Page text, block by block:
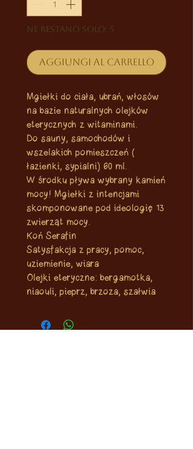
Ne restano solo: 5
Aggiungi al carrello
Mgiełki do ciała, ubrań, włosów
na bazie naturalnych olejków
eterycznych z witaminami.
Do sauny, samochodów i
wszelakich pomieszczeń (
łazienki, sypialni) 60 ml.
W środku pływa wybrany kamień
mocy! Mgiełki z intencjami
skomponowane pod ideologię 13
zwierząt mocy.
Koń Serafin
Satysfakcja z pracy, pomoc,
uziemienie, wiara
Olejki eteryczne: bergamotka,
niaouli, pieprz, brzoza, szałwia